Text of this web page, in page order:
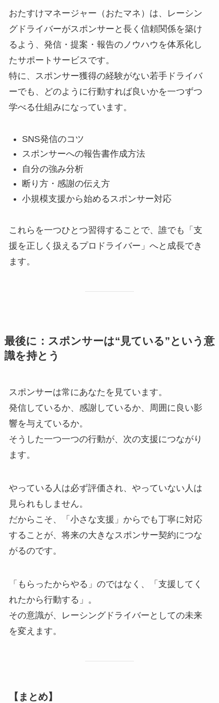
おたすけマネージャー（おたマネ）は、レーシン
グドライバーがスポンサーと長く信頼関係を築け
るよう、発信・提案・報告のノウハウを体系化し
たサポートサービスです。
特に、スポンサー獲得の経験がない若手ドライバ
ーでも、どのように行動すれば良いかを一つずつ
学べる仕組みになっています。
SNS発信のコツ
スポンサーへの報告書作成方法
自分の強み分析
断り方・感謝の伝え方
小規模支援から始めるスポンサー対応
これらを一つひとつ習得することで、誰でも「支
援を正しく扱えるプロドライバー」へと成長でき
ます。
最後に：スポンサーは“見ている”という意
識を持とう
スポンサーは常にあなたを見ています。
発信しているか、感謝しているか、周囲に良い影
響を与えているか。
そうした一つ一つの行動が、次の支援につながり
ます。
やっている人は必ず評価され、やっていない人は
見られもしません。
だからこそ、「小さな支援」からでも丁寧に対応
することが、将来の大きなスポンサー契約につな
がるのです。
「もらったからやる」のではなく、「支援してく
れたから行動する」。
その意識が、レーシングドライバーとしての未来
を変えます。
【まとめ】